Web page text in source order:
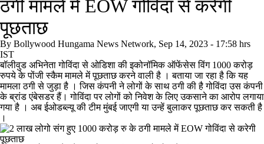
ठगी मामले में EOW गोविंदा से करेगी
पूछताछ
By Bollywood Hungama News Network, Sep 14, 2023 - 17:58 hrs
IST
बॉलीवुड अभिनेता गोविंदा से ओडिशा की इकोनॉमिक ऑफेंसेस विंग 1000 करोड़
रुपये के पोंजी स्कैम मामले में पूछताछ करने वाली है । बताया जा रहा है कि यह
मामला ठगी से जुड़ा है । जिस कंपनी ने लोगों के साथ ठगी की है गोविंदा उस कंपनी
के ब्रांड एंबेसडर हैं। गोविंदा पर लोगों को निवेश के लिए उकसाने का आरोप लगाया
गया है । अब ईओडब्ल्यू की टीम मुंबई जाएगी या उन्हें बुलाकर पूछताछ कर सकती है
।